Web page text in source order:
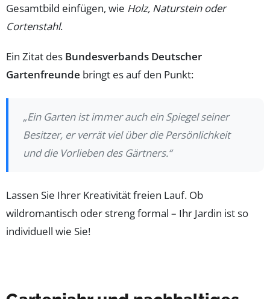
Gesamtbild einfügen, wie Holz, Naturstein oder
Cortenstahl.
Ein Zitat des Bundesverbands Deutscher
Gartenfreunde bringt es auf den Punkt:
„Ein Garten ist immer auch ein Spiegel seiner
Besitzer, er verrät viel über die Persönlichkeit
und die Vorlieben des Gärtners.“
Lassen Sie Ihrer Kreativität freien Lauf. Ob
wildromantisch oder streng formal – Ihr Jardin ist so
individuell wie Sie!